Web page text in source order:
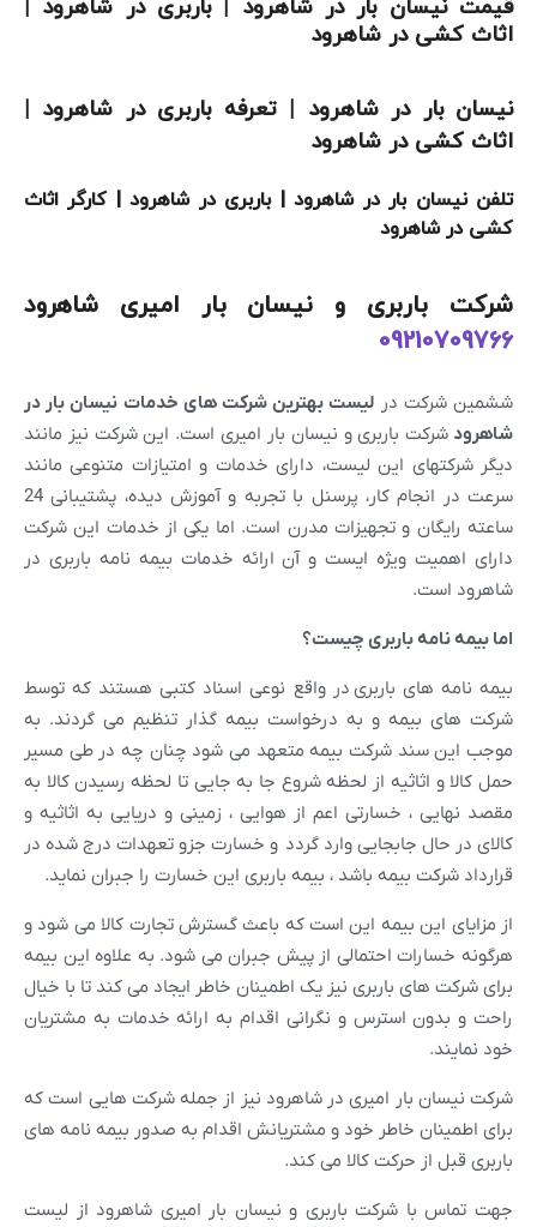
قیمت نیسان بار در شاهرود | باربری در شاهرود |
اثاث کشی در شاهرود
نیسان بار در شاهرود | تعرفه باربری در شاهرود |
اثاث کشی در شاهرود
تلفن نیسان بار در شاهرود | باربری در شاهرود | کارگر اثاث
کشی در شاهرود
شرکت باربری و نیسان بار امیری شاهرود
09210709766
ششمین شرکت در لیست بهترین شرکت های خدمات نیسان بار در
شاهرود شرکت باربری و نیسان بار امیری است. این شرکت نیز مانند
دیگر شرکتهای این لیست، دارای خدمات و امتیازات متنوعی مانند
سرعت در انجام کار، پرسنل با تجربه و آموزش دیده، پشتیبانی 24
ساعته رایگان و تجهیزات مدرن است. اما یکی از خدمات این شرکت
دارای اهمیت ویژه ایست و آن ارائه خدمات بیمه نامه باربری در
شاهرود است.
اما بیمه نامه باربری چیست؟
بیمه نامه های باربری در واقع نوعی اسناد کتبی هستند که توسط
شرکت های بیمه و به درخواست بیمه گذار تنظیم می گردند. به
موجب این سند شرکت بیمه متعهد می شود چنان چه در طی مسیر
حمل کالا و اثاثیه از لحظه شروع جا به جایی تا لحظه رسیدن کالا به
مقصد نهایی ، خسارتی اعم از هوایی ، زمینی و دریایی به اثاثیه و
کالای در حال جابجایی وارد گردد و خسارت جزو تعهدات درج شده در
قرارداد شرکت بیمه باشد ، بیمه باربری این خسارت را جبران نماید.
از مزایای این بیمه این است که باعث گسترش تجارت کالا می شود و
هرگونه خسارات احتمالی از پیش جبران می شود. به علاوه این بیمه
برای شرکت های باربری نیز یک اطمینان خاطر ایجاد می کند تا با خیال
راحت و بدون استرس و نگرانی اقدام به ارائه خدمات به مشتریان
خود نمایند.
شرکت نیسان بار امیری در شاهرود نیز از جمله شرکت هایی است که
برای اطمینان خاطر خود و مشتریانش اقدام به صدور بیمه نامه های
باربری قبل از حرکت کالا می کند.
جهت تماس با شرکت باربری و نیسان بار امیری شاهرود از لیست